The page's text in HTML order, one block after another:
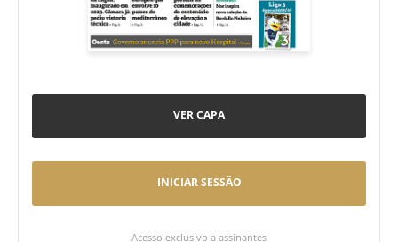
VER CAPA
INICIAR SESSÃO
Acesso exclusivo a assinantes